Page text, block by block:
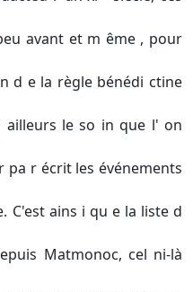
avant et m ême , pour
d e la règle bénédi ctine
le so in que l' on
pa r écrit les événements
C'est ains i qu e la liste d
Matmonoc, cel ni-là